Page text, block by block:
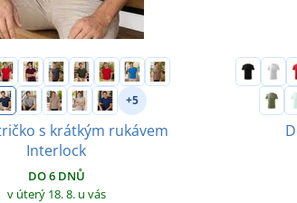
+5
s krátkým rukávem
Interlock
DO 6 DNŮ
v úterý 18. 8. u vás